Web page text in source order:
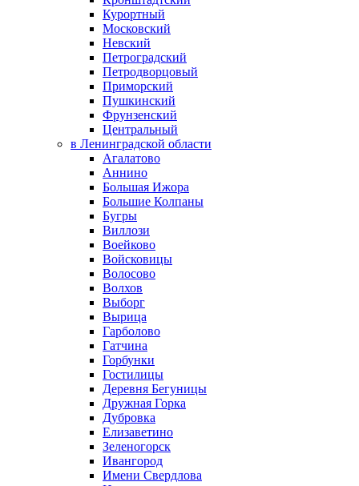
Курортный
Московский
Невский
Петроградский
Петродворцовый
Приморский
Пушкинский
Фрунзенский
Центральный
в Ленинградской области
Агалатово
Аннино
Большая Ижора
Большие Колпаны
Бугры
Виллози
Воейково
Войсковицы
Волосово
Волхов
Выборг
Вырица
Гарболово
Гатчина
Горбунки
Гостилицы
Деревня Бегуницы
Дружная Горка
Дубровка
Елизаветино
Зеленогорск
Ивангород
Имени Свердлова